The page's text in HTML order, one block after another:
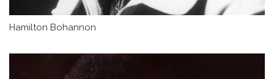
Hamilton Bohannon